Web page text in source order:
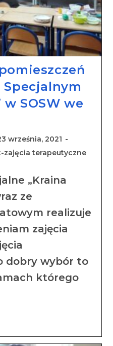
w SOSW we
września, 2021
zajęcia terapeutyczne
„Kraina
ze
realizuje
zajęcia
dobry wybór to
którego